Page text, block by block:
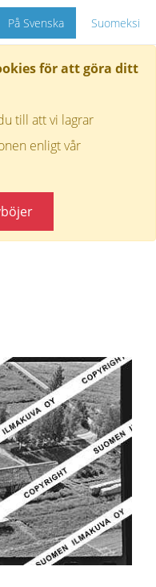
för att göra ditt
till att vi lagrar
enligt vår
På Svenska Suomeksi